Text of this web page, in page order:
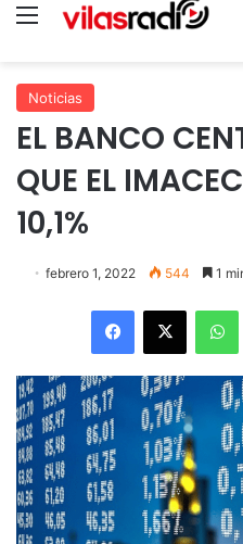
Menú
Noticias
EL BANCO
QUE EL
10,1%
febrero 1, 2022 544 1
Facebook
X